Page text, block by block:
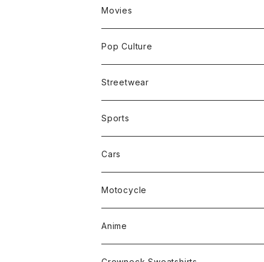
Movies
Pop Culture
Streetwear
Sports
Cars
Motocycle
Anime